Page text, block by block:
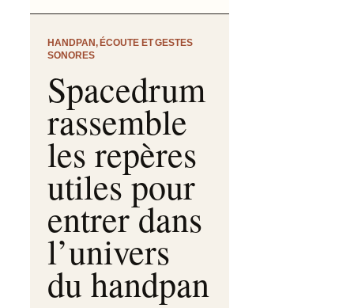
HANDPAN, ÉCOUTE ET GESTES
SONORES
Spacedrum
rassemble
les repères
utiles pour
entrer dans
l’univers
du handpan